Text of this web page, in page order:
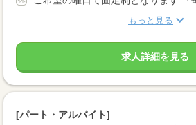
もっと見る
求人詳細を見る
[パート・アルバイト]